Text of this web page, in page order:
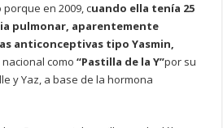
en 2009, cuando ella tenía 25
pulmonar, aparentemente
anticonceptivas tipo Yasmin,
nacional como“Pastilla de la Y”por su
y Yaz, a base de la hormona